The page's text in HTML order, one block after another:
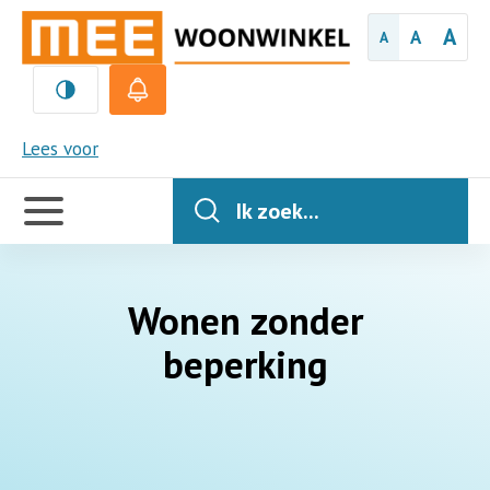
A A A
Lees voor
MEE
Handige
links
Ik zoek...
Wonen zonder
beperking